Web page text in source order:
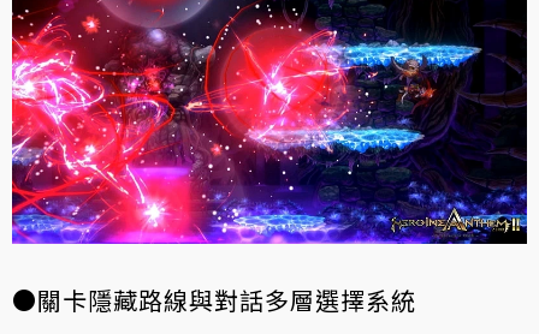
●關卡隱藏路線與對話多層選擇系統